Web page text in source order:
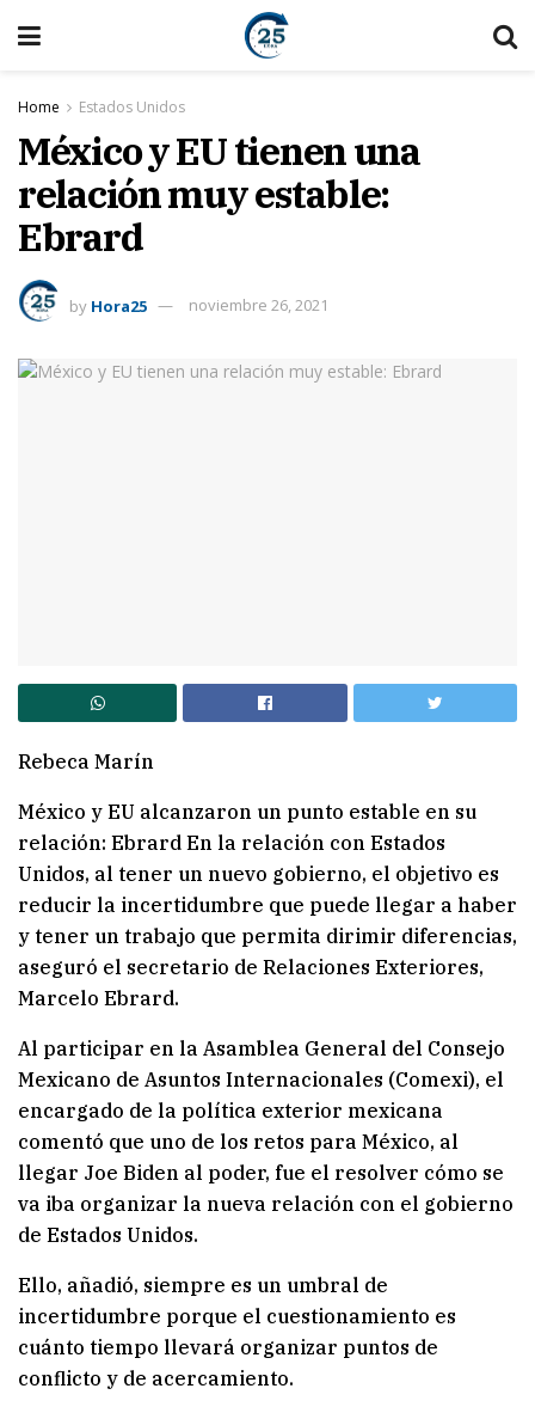
Home Estados Unidos
México y EU tienen una
relación muy estable:
Ebrard
by Hora25 noviembre 26, 2021
Rebeca Marín
México y EU alcanzaron un punto estable en su
relación: Ebrard En la relación con Estados
Unidos, al tener un nuevo gobierno, el objetivo es
reducir la incertidumbre que puede llegar a haber
y tener un trabajo que permita dirimir diferencias,
aseguró el secretario de Relaciones Exteriores,
Marcelo Ebrard.
Al participar en la Asamblea General del Consejo
Mexicano de Asuntos Internacionales (Comexi), el
encargado de la política exterior mexicana
comentó que uno de los retos para México, al
llegar Joe Biden al poder, fue el resolver cómo se
va iba organizar la nueva relación con el gobierno
de Estados Unidos.
Ello, añadió, siempre es un umbral de
incertidumbre porque el cuestionamiento es
cuánto tiempo llevará organizar puntos de
conflicto y de acercamiento.